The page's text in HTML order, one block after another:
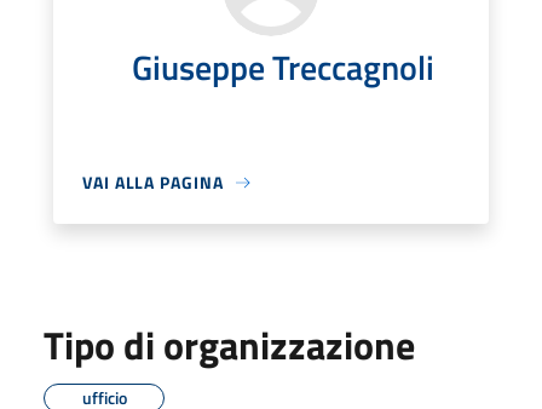
Giuseppe Treccagnoli
VAI ALLA PAGINA
Tipo di organizzazione
ufficio